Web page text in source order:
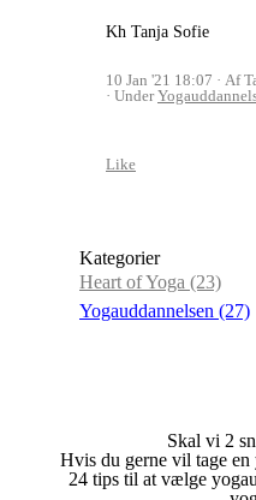
Kh Tanja Sofie
10 Jan '21 18:07
Af
Under
Like
Kategorier
Heart of Yoga (23)
Yogauddannelsen (27)
Skal vi 2
Hvis du gerne vil tage en
24 tips til at vælge